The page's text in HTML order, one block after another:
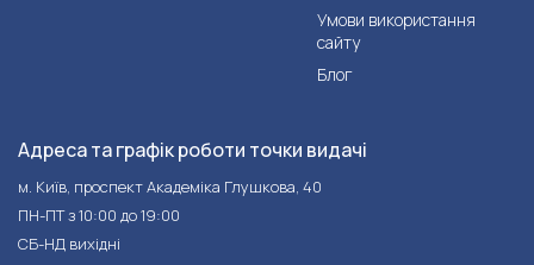
Умови використання
сайту
Блог
Адреса та графік роботи точки видачі
м. Київ, проспект Академіка Глушкова, 40
ПН-ПТ з 10:00 до 19:00
СБ-НД вихідні